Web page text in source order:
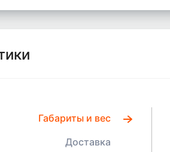
Габариты и вес
Доставка